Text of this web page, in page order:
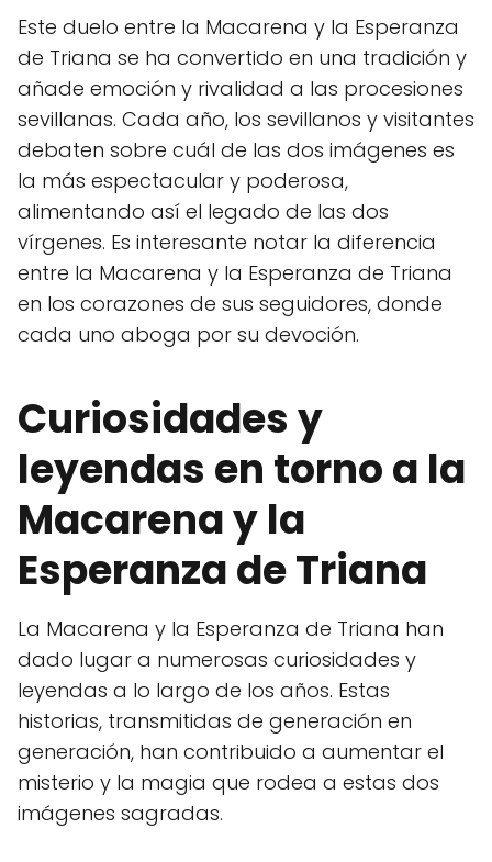
Este duelo entre la Macarena y la Esperanza
de Triana se ha convertido en una tradición y
añade emoción y rivalidad a las procesiones
sevillanas. Cada año, los sevillanos y visitantes
debaten sobre cuál de las dos imágenes es
la más espectacular y poderosa,
alimentando así el legado de las dos
vírgenes. Es interesante notar la diferencia
entre la Macarena y la Esperanza de Triana
en los corazones de sus seguidores, donde
cada uno aboga por su devoción.
Curiosidades y
leyendas en torno a la
Macarena y la
Esperanza de Triana
La Macarena y la Esperanza de Triana han
dado lugar a numerosas curiosidades y
leyendas a lo largo de los años. Estas
historias, transmitidas de generación en
generación, han contribuido a aumentar el
misterio y la magia que rodea a estas dos
imágenes sagradas.